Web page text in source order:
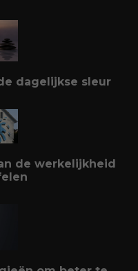
dagelijkse sleur
de werkelijkheid